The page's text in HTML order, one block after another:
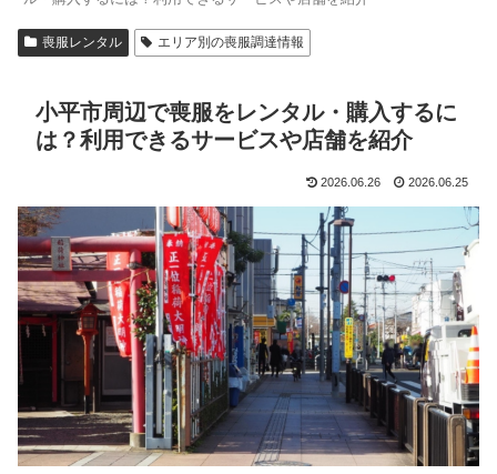
喪服レンタル エリア別の喪服調達情報
小平市周辺で喪服をレンタル・購入するに
は？利用できるサービスや店舗を紹介
2026.06.26 2026.06.25